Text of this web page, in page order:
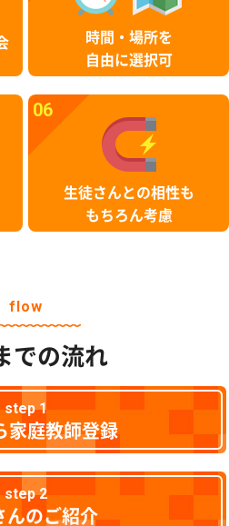
時間・場所を
自由に選択可
06
生徒さんとの相性も
もちろん考慮
flow
での流れ
step 1
家庭教師登録
step 2
んのご紹介